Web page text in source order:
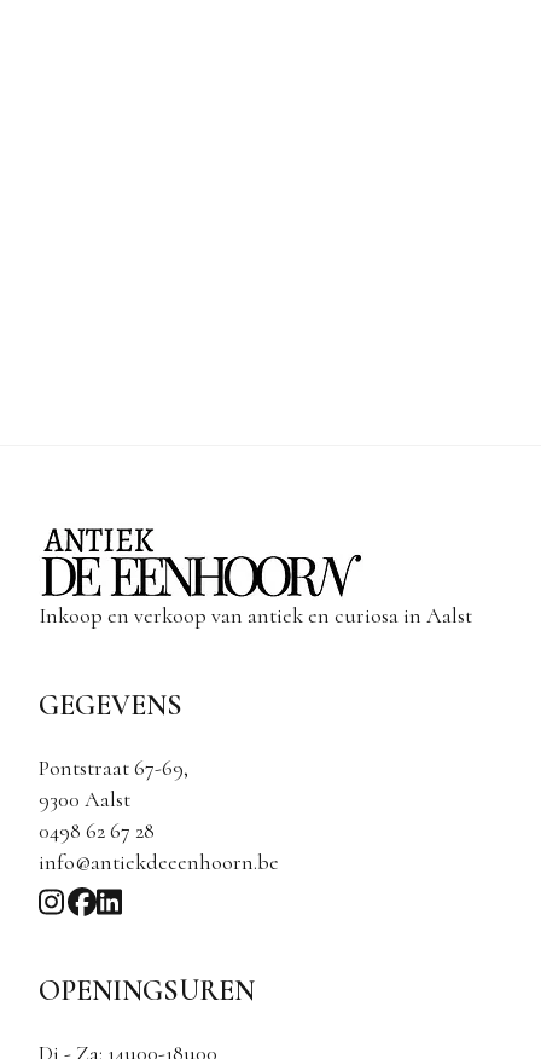
Inkoop en verkoop van antiek en curiosa in Aalst
GEGEVENS
Pontstraat 67-69,
9300 Aalst
0498 62 67 28
info@antiekdeeenhoorn.be
OPENINGSUREN
Di - Za: 14u00-18u00